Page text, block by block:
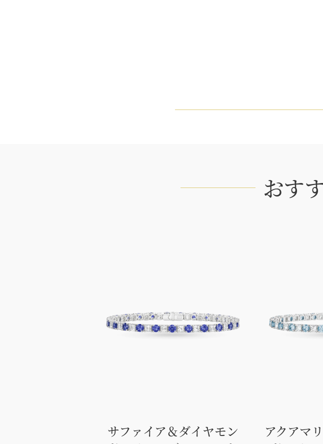
おす
サファイア＆ダイヤモン
アクアマ